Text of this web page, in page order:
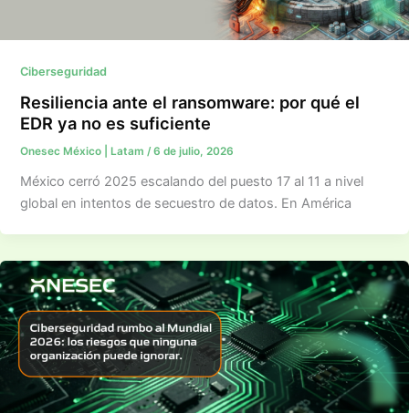
Ciberseguridad
Resiliencia ante el ransomware: por qué el
EDR ya no es suficiente
Onesec México | Latam /6 de julio, 2026
México cerró 2025 escalando del puesto 17 al 11 a nivel
global en intentos de secuestro de datos. En América